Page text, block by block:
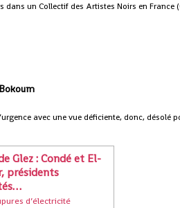
dans un Collectif des Artistes Noirs en France
avec une vue déficiente, donc, désolé
Glez : Condé et El-
présidents
d’électricité